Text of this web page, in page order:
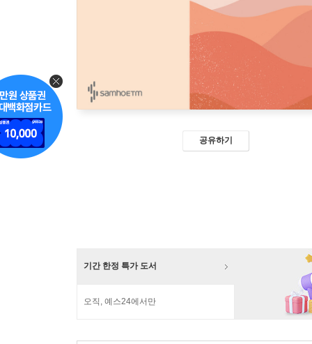
공유하기
기간 한정 특가 도서
오직, 예스24에서만